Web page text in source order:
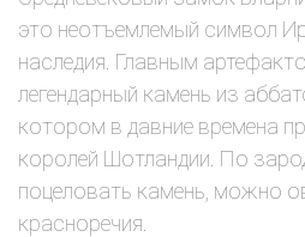
это неотъемлемый символ
наследия. Главным
легендарный камень из
котором в давние времена
королей Шотландии. По
поцеловать камень, можно
красноречия.